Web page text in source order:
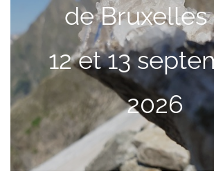
de Bruxelles
12 et 13
2026